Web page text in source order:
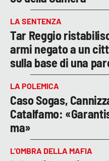
LA SENTENZA
Tar Reggio
armi negato a un
sulla base di una
LA POLEMICA
Caso Sogas,
Catalfamo:
ma»
L’OMBRA DELLA MAFIA